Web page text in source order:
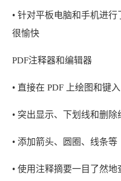
• 针对平板电脑和手机进
很愉快
PDF注释器和编辑器
• 直接在 PDF 上绘图和键入
• 突出显示、下划线和删除
• 添加箭头、圆圈、线条等
• 使用注释摘要一目了然